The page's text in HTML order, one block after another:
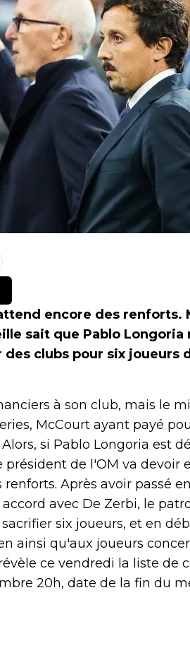
encore des renforts.
sait que Pablo Longoria
clubs pour six joueurs
à son club, mais le
McCourt ayant payé
si Pablo Longoria est
de l'OM va devoir
Après avoir passé
avec De Zerbi, le
six joueurs, et en
ainsi qu'aux joueurs
ce vendredi la liste de
20h, date de la fin du